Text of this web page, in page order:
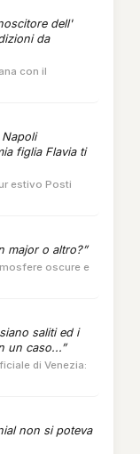
dell'
da
con il
figlia Flavia ti
estivo Posti
major o altro?”
oscure e
saliti ed i
un caso...”
di Venezia:
non si poteva